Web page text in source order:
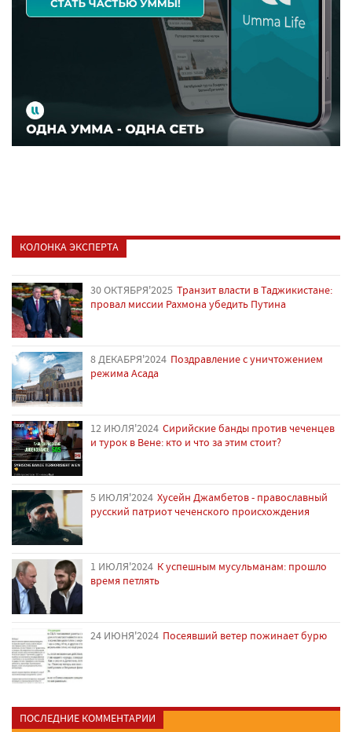
КОЛОНКА ЭКСПЕРТА
30 ОКТЯБРЯ'2025 Транзит власти в Таджикистане:
провал миссии Рахмона убедить Путина
8 ДЕКАБРЯ'2024 Поздравление с уничтожением
режима Асада
12 ИЮЛЯ'2024 Сирийские банды против чеченцев
и турок в Вене: кто и что за этим стоит?
5 ИЮЛЯ'2024 Хусейн Джамбетов - православный
русский патриот чеченского происхождения
1 ИЮЛЯ'2024 К успешным мусульманам: прошло
время петлять
24 ИЮНЯ'2024 Посеявший ветер пожинает бурю
ПОСЛЕДНИЕ КОММЕНТАРИИ